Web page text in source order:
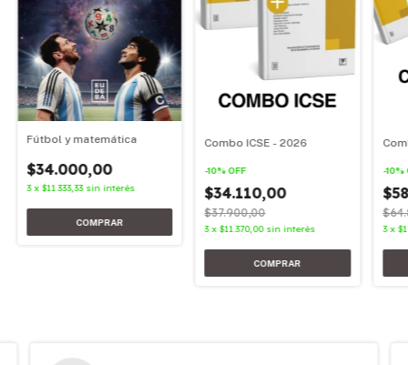
Fútbol y matemática
$34.000,00
3 x $11.333,33 sin interés
Combo ICSE - 2026
-10%OFF
$34.110,00
$37.900,00
3 x$11.370,00 sin interés
-10%
3 x